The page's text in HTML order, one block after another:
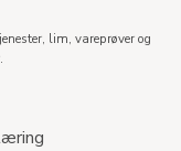
lim, vareprøver og